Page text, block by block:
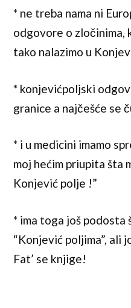
* ne treba nama ni
odgovore o zločinima,
tako nalazimo u
* konjevićpoljski
granice a najčešće se
* i u medicini imamo
moj hećim priupita šta
Konjević polje !”
* ima toga još podosta
“Konjević poljima”, ali
Fat’ se knjige!